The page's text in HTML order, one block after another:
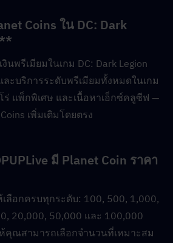
Coins ใน DC: Dark
นพรีเมียมในเกม DC: Dark Legion
ะบริการระดับพรีเมียมทั้งหมดในเกม
ร่ แพ็กพิเศษ และเนื้อหาเอ็กซ์คลูซีฟ —
เพิ่มเติมโดยตรง
มี Planet Coin ราคา
เลือกครบทุกระดับ: 100, 500, 1,000,
20,000, 50,000 และ 100,000
คุณสามารถเลือกจำนวนที่เหมาะสม